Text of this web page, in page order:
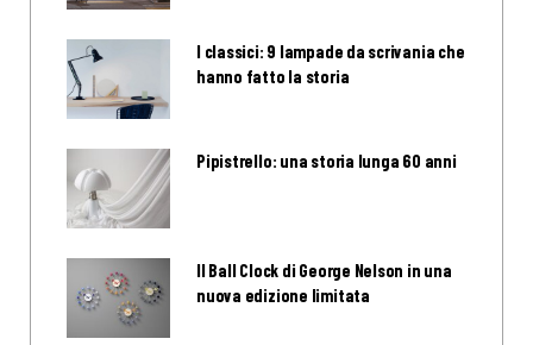
I classici: 9 lampade da scrivania che
hanno fatto la storia
Pipistrello: una storia lunga 60 anni
Il Ball Clock di George Nelson in una
nuova edizione limitata